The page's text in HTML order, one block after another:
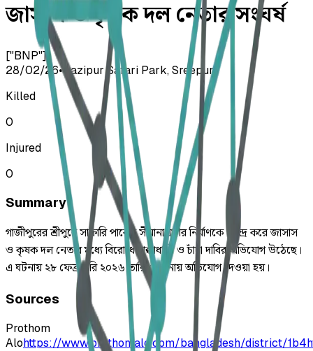
জাসাস ও কৃষক দল নেতার সংঘর্ষ
["BNP"]
28/02/26•Gazipur Safari Park, Sreepur
Killed
0
Injured
0
Summary
গাজীপুরের শ্রীপুরে সাফারি পার্কের সীমানাপ্রাচীর নির্মাণকে কেন্দ্র করে জাসাস
ও কৃষক দল নেতার মধ্যে বিরোধে ধাক্কাধাক্কি ও চাঁদা দাবির অভিযোগ উঠেছে।
এ ঘটনায় ২৮ ফেব্রুয়ারি ২০২৬ তারিখে থানায় অভিযোগ দেওয়া হয়।
Sources
Prothom
Alohttps://www.prothomalo.com/bangladesh/district/